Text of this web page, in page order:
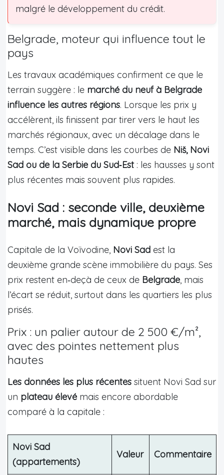
malgré le développement du crédit.
Belgrade, moteur qui influence tout le
pays
Les travaux académiques confirment ce que le
terrain suggère : le marché du neuf à Belgrade
influence les autres régions. Lorsque les prix y
accélèrent, ils finissent par tirer vers le haut les
marchés régionaux, avec un décalage dans le
temps. C’est visible dans les courbes de Niš, Novi
Sad ou de la Serbie du Sud‑Est: les hausses y sont
plus récentes mais souvent plus rapides.
Novi Sad : seconde ville, deuxième
marché, mais dynamique propre
Capitale de la Voïvodine, Novi Sad est la
deuxième grande scène immobilière du pays. Ses
prix restent en‑deçà de ceux de Belgrade, mais
l’écart se réduit, surtout dans les quartiers les plus
prisés.
Prix : un palier autour de 2 500 €/m²,
avec des pointes nettement plus
hautes
Les données les plus récentes situent Novi Sad sur
un plateau élevé mais encore abordable
comparé à la capitale :
Novi Sad
(appartements)
Valeur Commentaire